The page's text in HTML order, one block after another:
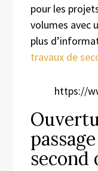
pour les
volumes avec
plus
travaux de
https://